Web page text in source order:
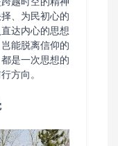
、为民初心的
达内心的思想
能脱离信仰的
是一次思想的
方向。